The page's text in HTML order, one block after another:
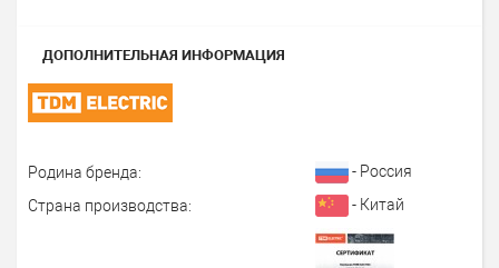
ДОПОЛНИТЕЛЬНАЯ ИНФОРМАЦИЯ
Родина бренда:
- Россия
Страна производства:
- Китай